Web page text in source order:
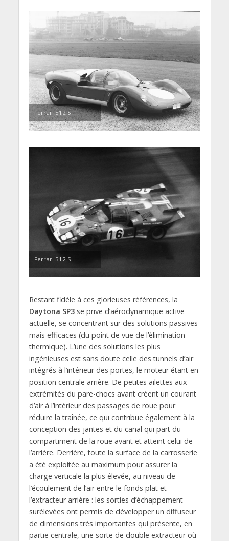
Ferrari 512 S
Ferrari 512 S
Restant fidèle à ces glorieuses références, la
Daytona SP3se prive d’aérodynamique active
actuelle, se concentrant sur des solutions passives
mais efficaces (du point de vue de l’élimination
thermique). L’une des solutions les plus
ingénieuses est sans doute celle des tunnels d’air
intégrés à l’intérieur des portes, le moteur étant en
position centrale arrière. De petites ailettes aux
extrémités du pare-chocs avant créent un courant
d’air à l’intérieur des passages de roue pour
réduire la traînée, ce qui contribue également à la
conception des jantes et du canal qui part du
compartiment de la roue avant et atteint celui de
l’arrière. Derrière, toute la surface de la carrosserie
a été exploitée au maximum pour assurer la
charge verticale la plus élevée, au niveau de
l’écoulement de l’air entre le fonds plat et
l’extracteur arrière : les sorties d’échappement
surélevées ont permis de développer un diffuseur
de dimensions très importantes qui présente, en
partie centrale, une sorte de double extracteur où